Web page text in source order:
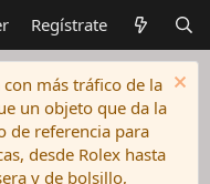
Regístrate
más tráfico de la
un objeto que da la
de referencia para
desde Rolex hasta
y de bolsillo,